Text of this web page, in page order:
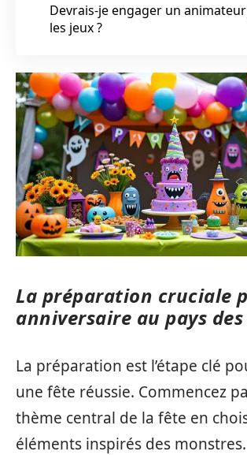
Devrais-je engager un
les jeux ?
La préparation cruciale
anniversaire au pays
La préparation est l’étape clé
une fête réussie. Commencez
thème central de la fête en
éléments inspirés des